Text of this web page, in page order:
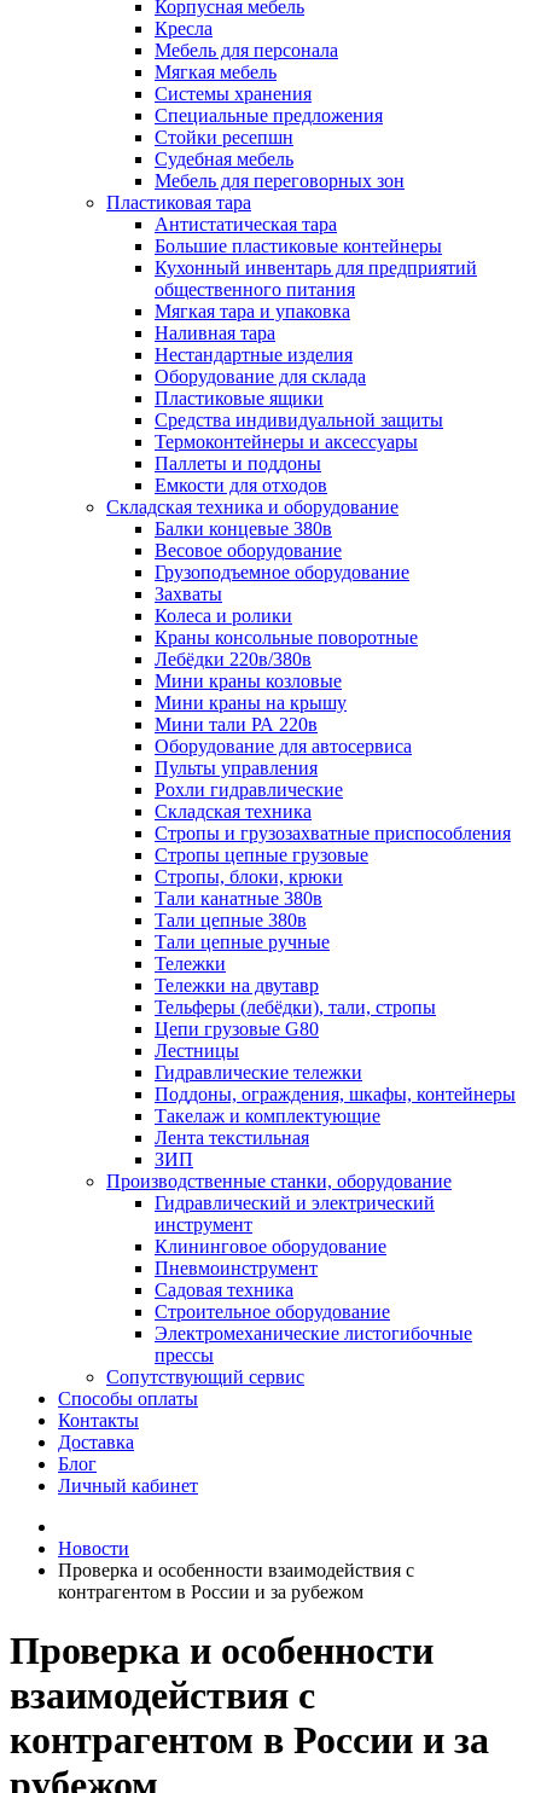
Корпусная мебель
Кресла
Мебель для персонала
Мягкая мебель
Системы хранения
Специальные предложения
Стойки ресепшн
Судебная мебель
Мебель для переговорных зон
Пластиковая тара
Антистатическая тара
Большие пластиковые контейнеры
Кухонный инвентарь для предприятий
общественного питания
Мягкая тара и упаковка
Наливная тара
Нестандартные изделия
Оборудование для склада
Пластиковые ящики
Средства индивидуальной защиты
Термоконтейнеры и аксессуары
Паллеты и поддоны
Емкости для отходов
Складская техника и оборудование
Балки концевые 380в
Весовое оборудование
Грузоподъемное оборудование
Захваты
Колеса и ролики
Краны консольные поворотные
Лебёдки 220в/380в
Мини краны козловые
Мини краны на крышу
Мини тали РА 220в
Оборудование для автосервиса
Пульты управления
Рохли гидравлические
Складская техника
Стропы и грузозахватные приспособления
Стропы цепные грузовые
Стропы, блоки, крюки
Тали канатные 380в
Тали цепные 380в
Тали цепные ручные
Тележки
Тележки на двутавр
Тельферы (лебёдки), тали, стропы
Цепи грузовые G80
Лестницы
Гидравлические тележки
Поддоны, ограждения, шкафы, контейнеры
Такелаж и комплектующие
Лента текстильная
ЗИП
Производственные станки, оборудование
Гидравлический и электрический
инструмент
Клининговое оборудование
Пневмоинструмент
Садовая техника
Строительное оборудование
Электромеханические листогибочные
прессы
Сопутствующий сервис
Способы оплаты
Контакты
Доставка
Блог
Личный кабинет
Новости
Проверка и особенности взаимодействия с
контрагентом в России и за рубежом
Проверка и особенности
взаимодействия с
контрагентом в России и за